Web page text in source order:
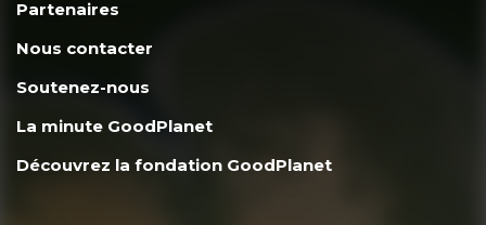
Partenaires
Nous contacter
Soutenez-nous
La minute GoodPlanet
Découvrez la fondation GoodPlanet